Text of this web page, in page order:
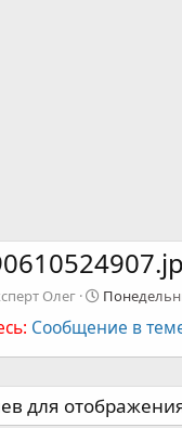
Олег
Сообщение в
для